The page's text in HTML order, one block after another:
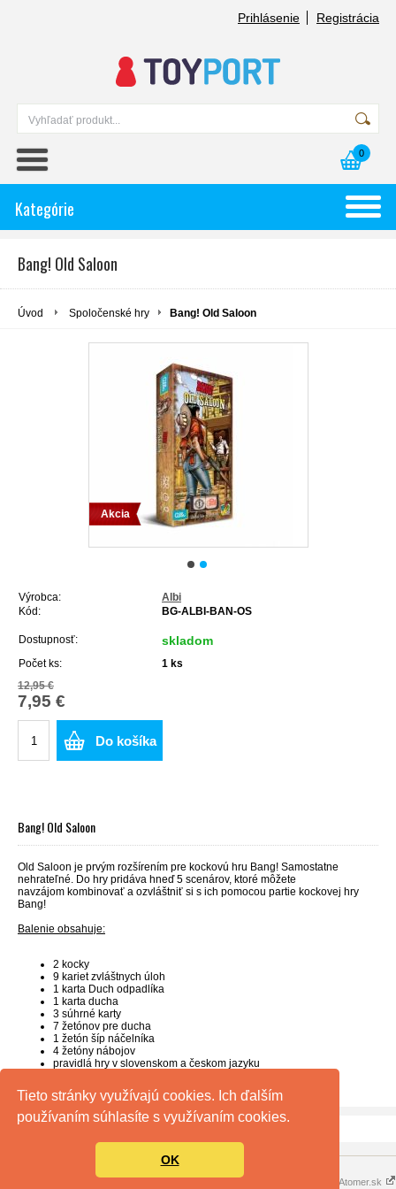
Tieto stránky využívajú cookies. Ich ďalším
používaním súhlasíte s využívaním cookies.
OK
Prihlásenie Registrácia
0
Kategórie
Bang! Old Saloon
Úvod Spoločenské hry Bang! Old Saloon
Akcia
Výrobca:
Albi
Kód:
BG-ALBI-BAN-OS
Dostupnosť: skladom
Počet ks: 1 ks
12,95 €
7,95 €
Do košíka
Bang! Old Saloon
Old Saloon je prvým rozšírením pre kockovú hru Bang! Samostatne
nehrateľné. Do hry pridáva hneď 5 scenárov, ktoré môžete
navzájom kombinovať a ozvláštniť si s ich pomocou partie kockovej hry
Bang!
Balenie obsahuje:
2 kocky
9 kariet zvláštnych úloh
1 karta Duch odpadlíka
1 karta ducha
3 súhrné karty
7 žetónov pre ducha
1 žetón šíp náčelníka
4 žetóny nábojov
pravidlá hry v slovenskom a českom jazyku
Copyright 2014 - 2026 © ToyPort.sk Prenájom e-shopov - Atomer.sk